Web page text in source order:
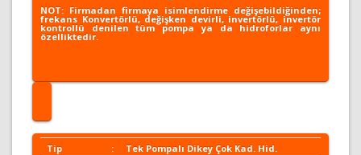
NOT: Firmadan firmaya isimlendirme değişebildiğinden;
frekans Konvertörlü, değişken devirli, invertörlü, invertör
kontrollü denilen tüm pompa ya da hidroforlar aynı
özelliktedir.
Tip :
Tek Pompalı Dikey Çok Kad. Hid.